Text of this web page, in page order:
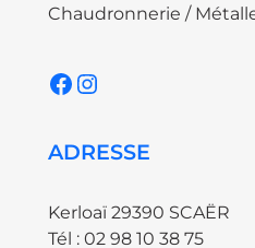
Chaudronnerie /
Facebook Instagram
ADRESSE
Kerloaï 29390 SCAËR
Tél : 02 98 10 38 75